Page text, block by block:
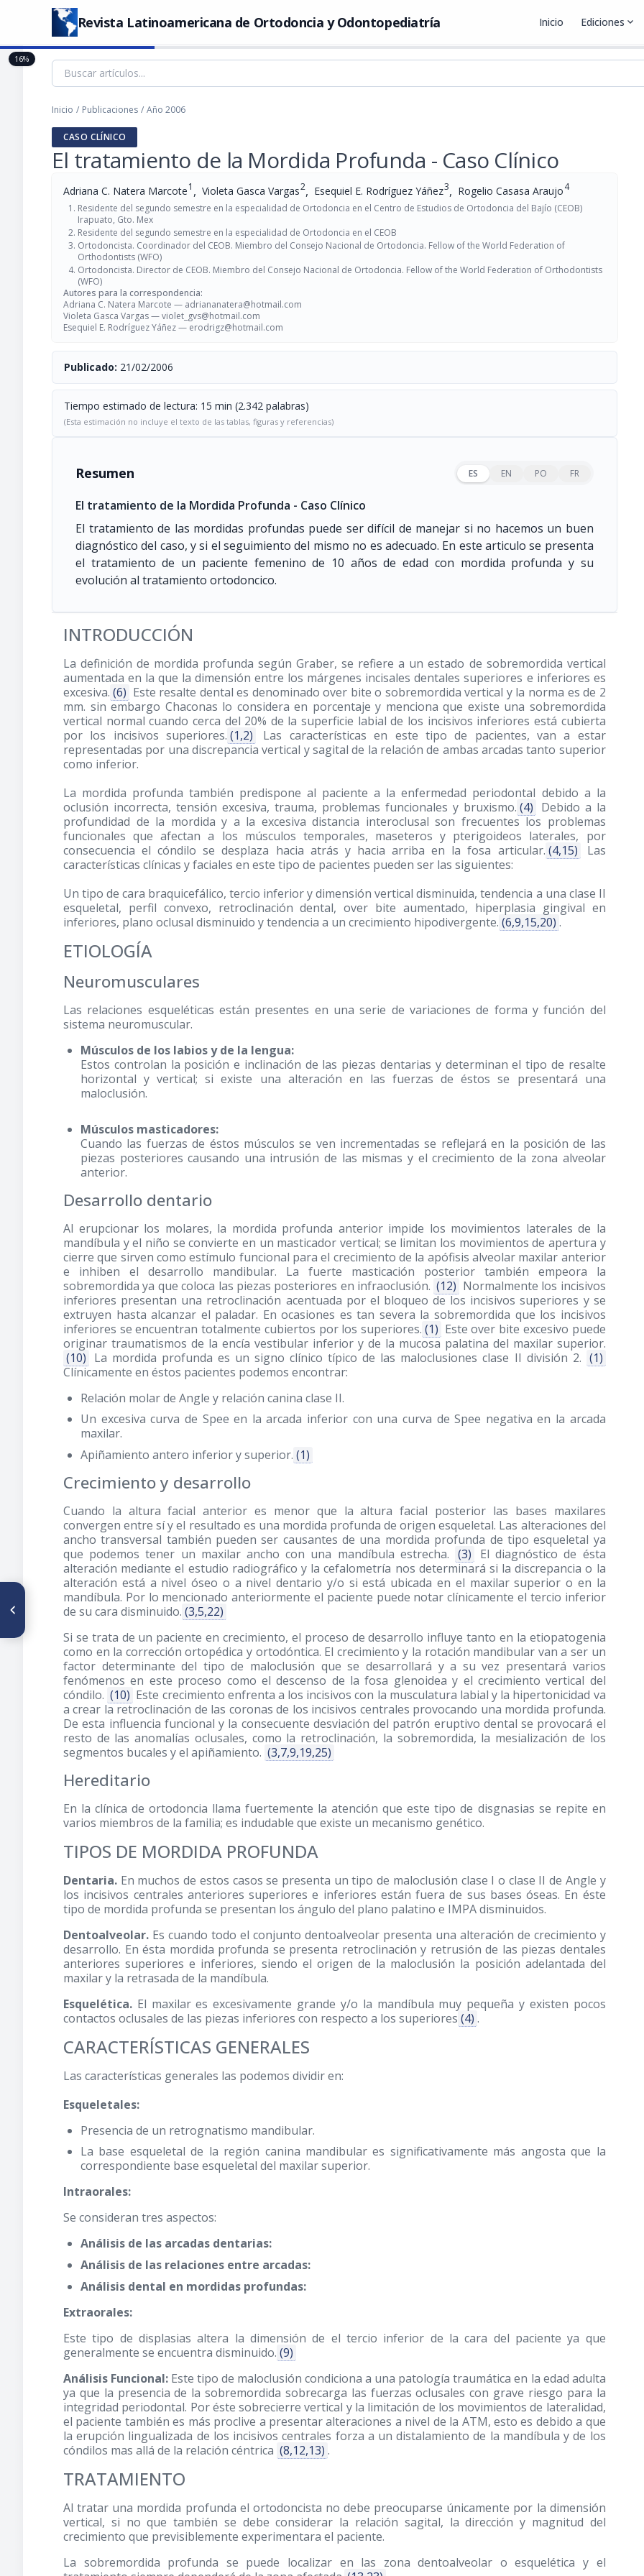
Revista Latinoamericana de Ortodoncia y Odontopediatría Inicio Ediciones expand_more
Inicio / Publicaciones / Año 2006
CASO CLÍNICO
El tratamiento de la Mordida Profunda - Caso Clínico
Adriana C. Natera Marcote1 , Violeta Gasca Vargas2, Esequiel E. Rodríguez Yáñez3, Rogelio Casasa Araujo4
Residente del segundo semestre en la especialidad de Ortodoncia en el Centro de Estudios de Ortodoncia del Bajío (CEOB)
Irapuato, Gto. Mex
Residente del segundo semestre en la especialidad de Ortodoncia en el CEOB
Ortodoncista. Coordinador del CEOB. Miembro del Consejo Nacional de Ortodoncia. Fellow of the World Federation of
Orthodontists (WFO)
Ortodoncista. Director de CEOB. Miembro del Consejo Nacional de Ortodoncia. Fellow of the World Federation of Orthodontists
(WFO)
Autores para la correspondencia:
Adriana C. Natera Marcote — adriananatera@hotmail.com
Violeta Gasca Vargas —violet_gvs@hotmail.com
Esequiel E. Rodríguez Yáñez — erodrigz@hotmail.com
Publicado: 21/02/2006
Tiempo estimado de lectura: 15 min (2.342 palabras)
(Esta estimación no incluye el texto de las tablas, figuras y referencias)
Resumen ES EN PO FR
El tratamiento de la Mordida Profunda - Caso Clínico
El tratamiento de las mordidas profundas puede ser difícil de manejar si no hacemos un buen
diagnóstico del caso, y si el seguimiento del mismo no es adecuado. En este articulo se presenta
el tratamiento de un paciente femenino de 10 años de edad con mordida profunda y su
evolución al tratamiento ortodoncico.
INTRODUCCIÓN
La definición de mordida profunda según Graber, se refiere a un estado de sobremordida vertical
aumentada en la que la dimensión entre los márgenes incisales dentales superiores e inferiores es
excesiva. (6) Este resalte dental es denominado over bite o sobremordida vertical y la norma es de 2
mm. sin embargo Chaconas lo considera en porcentaje y menciona que existe una sobremordida
vertical normal cuando cerca del 20% de la superficie labial de los incisivos inferiores está cubierta
por los incisivos superiores. (1,2)
Las características en este tipo de pacientes, van a estar
representadas por una discrepancia vertical y sagital de la relación de ambas arcadas tanto superior
como inferior.
La mordida profunda también predispone al paciente a la enfermedad periodontal debido a la
oclusión incorrecta, tensión excesiva, trauma, problemas funcionales y bruxismo. (4) Debido a la
profundidad de la mordida y a la excesiva distancia interoclusal son frecuentes los problemas
funcionales que afectan a los músculos temporales, maseteros y pterigoideos laterales, por
consecuencia el cóndilo se desplaza hacia atrás y hacia arriba en la fosa articular. (4,15)
Las
características clínicas y faciales en este tipo de pacientes pueden ser las siguientes:
Un tipo de cara braquicefálico, tercio inferior y dimensión vertical disminuida, tendencia a una clase II
esqueletal, perfil convexo, retroclinación dental, over bite aumentado, hiperplasia gingival en
inferiores, plano oclusal disminuido y tendencia a un crecimiento hipodivergente. (6,9,15,20) .
ETIOLOGÍA
Neuromusculares
Las relaciones esqueléticas están presentes en una serie de variaciones de forma y función del
sistema neuromuscular.
Músculos de los labios y de la lengua:
Estos controlan la posición e inclinación de las piezas dentarias y determinan el tipo de resalte
horizontal y vertical; si existe una alteración en las fuerzas de éstos se presentará una
maloclusión.
Músculos masticadores:
Cuando las fuerzas de éstos músculos se ven incrementadas se reflejará en la posición de las
piezas posteriores causando una intrusión de las mismas y el crecimiento de la zona alveolar
anterior.
Desarrollo dentario
Al erupcionar los molares, la mordida profunda anterior impide los movimientos laterales de la
mandíbula y el niño se convierte en un masticador vertical; se limitan los movimientos de apertura y
cierre que sirven como estímulo funcional para el crecimiento de la apófisis alveolar maxilar anterior
e inhiben el desarrollo mandibular. La fuerte masticación posterior también empeora la
sobremordida ya que coloca las piezas posteriores en infraoclusión. (12) Normalmente los incisivos
inferiores presentan una retroclinación acentuada por el bloqueo de los incisivos superiores y se
extruyen hasta alcanzar el paladar. En ocasiones es tan severa la sobremordida que los incisivos
inferiores se encuentran totalmente cubiertos por los superiores. (1) Este over bite excesivo puede
originar traumatismos de la encía vestibular inferior y de la mucosa palatina del maxilar superior.
(10) La mordida profunda es un signo clínico típico de las maloclusiones clase II división 2. (1)
Clínicamente en éstos pacientes podemos encontrar:
Relación molar de Angle y relación canina clase II.
Un excesiva curva de Spee en la arcada inferior con una curva de Spee negativa en la arcada
maxilar.
Apiñamiento antero inferior y superior. (1)
Crecimiento y desarrollo
Cuando la altura facial anterior es menor que la altura facial posterior las bases maxilares
convergen entre sí y el resultado es una mordida profunda de origen esqueletal. Las alteraciones del
ancho transversal también pueden ser causantes de una mordida profunda de tipo esqueletal ya
que podemos tener un maxilar ancho con una mandíbula estrecha. (3)
El diagnóstico de ésta
alteración mediante el estudio radiográfico y la cefalometría nos determinará si la discrepancia o la
alteración está a nivel óseo o a nivel dentario y/o si está ubicada en el maxilar superior o en la
mandíbula. Por lo mencionado anteriormente el paciente puede notar clínicamente el tercio inferior
de su cara disminuido. (3,5,22)
Si se trata de un paciente en crecimiento, el proceso de desarrollo influye tanto en la etiopatogenia
como en la corrección ortopédica y ortodóntica. El crecimiento y la rotación mandibular van a ser un
factor determinante del tipo de maloclusión que se desarrollará y a su vez presentará varios
fenómenos en este proceso como el descenso de la fosa glenoidea y el crecimiento vertical del
cóndilo. (10) Este crecimiento enfrenta a los incisivos con la musculatura labial y la hipertonicidad va
a crear la retroclinación de las coronas de los incisivos centrales provocando una mordida profunda.
De esta influencia funcional y la consecuente desviación del patrón eruptivo dental se provocará el
resto de las anomalías oclusales, como la retroclinación, la sobremordida, la mesialización de los
segmentos bucales y el apiñamiento. (3,7,9,19,25)
Hereditario
En la clínica de ortodoncia llama fuertemente la atención que este tipo de disgnasias se repite en
varios miembros de la familia; es indudable que existe un mecanismo genético.
TIPOS DE MORDIDA PROFUNDA
Dentaria. En muchos de estos casos se presenta un tipo de maloclusión clase I o clase II de Angle y
los incisivos centrales anteriores superiores e inferiores están fuera de sus bases óseas. En éste
tipo de mordida profunda se presentan los ángulo del plano palatino e IMPA disminuidos.
Dentoalveolar. Es cuando todo el conjunto dentoalveolar presenta una alteración de crecimiento y
desarrollo. En ésta mordida profunda se presenta retroclinación y retrusión de las piezas dentales
anteriores superiores e inferiores, siendo el origen de la maloclusión la posición adelantada del
maxilar y la retrasada de la mandíbula.
Esquelética. El maxilar es excesivamente grande y/o la mandíbula muy pequeña y existen pocos
contactos oclusales de las piezas inferiores con respecto a los superiores (4) .
CARACTERÍSTICAS GENERALES
Las características generales las podemos dividir en:
Esqueletales:
Presencia de un retrognatismo mandibular.
La base esqueletal de la región canina mandibular es significativamente más angosta que la
correspondiente base esqueletal del maxilar superior.
Intraorales:
Se consideran tres aspectos:
Análisis de las arcadas dentarias:
Análisis de las relaciones entre arcadas:
Análisis dental en mordidas profundas:
Extraorales:
Este tipo de displasias altera la dimensión de el tercio inferior de la cara del paciente ya que
generalmente se encuentra disminuido. (9)
Análisis Funcional: Este tipo de maloclusión condiciona a una patología traumática en la edad adulta
ya que la presencia de la sobremordida sobrecarga las fuerzas oclusales con grave riesgo para la
integridad periodontal. Por éste sobrecierre vertical y la limitación de los movimientos de lateralidad,
el paciente también es más proclive a presentar alteraciones a nivel de la ATM, esto es debido a que
la erupción lingualizada de los incisivos centrales forza a un distalamiento de la mandíbula y de los
cóndilos mas allá de la relación céntrica (8,12,13) .
TRATAMIENTO
Al tratar una mordida profunda el ortodoncista no debe preocuparse únicamente por la dimensión
vertical, si no que también se debe considerar la relación sagital, la dirección y magnitud del
crecimiento que previsiblemente experimentara el paciente.
La sobremordida profunda se puede localizar en las zona dentoalveolar o esquelética y el
16%
ARTÍCULO ANTERIOR
Evaluación clínica de la
Temporomandibular
posterior a la Cirugía
Ortognatica